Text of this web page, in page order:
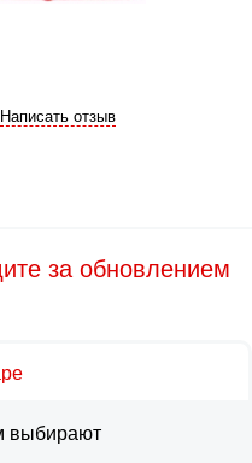
Написать отзыв
за обновлением
выбирают